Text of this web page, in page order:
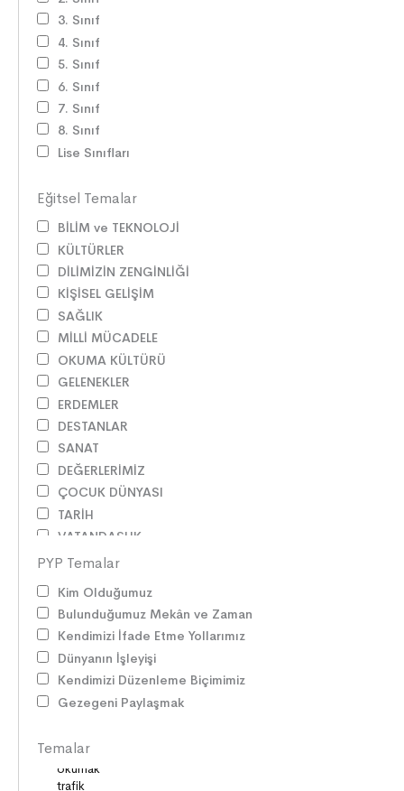
3. Sınıf
4. Sınıf
5. Sınıf
6. Sınıf
7. Sınıf
8. Sınıf
Lise Sınıfları
Eğitsel Temalar
BİLİM ve TEKNOLOJİ
KÜLTÜRLER
DİLİMİZİN ZENGİNLİĞİ
KİŞİSEL GELİŞİM
SAĞLIK
MİLLİ MÜCADELE
OKUMA KÜLTÜRÜ
GELENEKLER
ERDEMLER
DESTANLAR
SANAT
DEĞERLERİMİZ
ÇOCUK DÜNYASI
TARİH
VATANDAŞLIK
MİLLİ KÜLTÜR
HAYAL GÜCÜ
MİLLİ KÜLTÜRÜMÜZ
SAĞLIK ve SPOR
BİREY ve TOPLUM
PSİKOLOJİ
SAĞLIK ve ÇEVRE
PYP Temalar
Kim Olduğumuz
Bulunduğumuz Mekân ve Zaman
Kendimizi İfade Etme Yollarımız
Dünyanın İşleyişi
Kendimizi Düzenleme Biçimimiz
Gezegeni Paylaşmak
Temalar